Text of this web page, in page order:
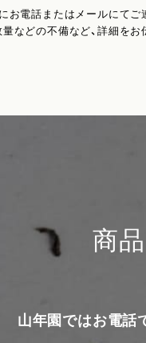
電話またはメールにてご
などの不備など、詳細をお
商
山年園ではお電話